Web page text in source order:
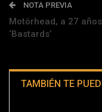
NOTA PREVIA
Motörhead, a 27
‘Bastards’
TAMBIÉN TE